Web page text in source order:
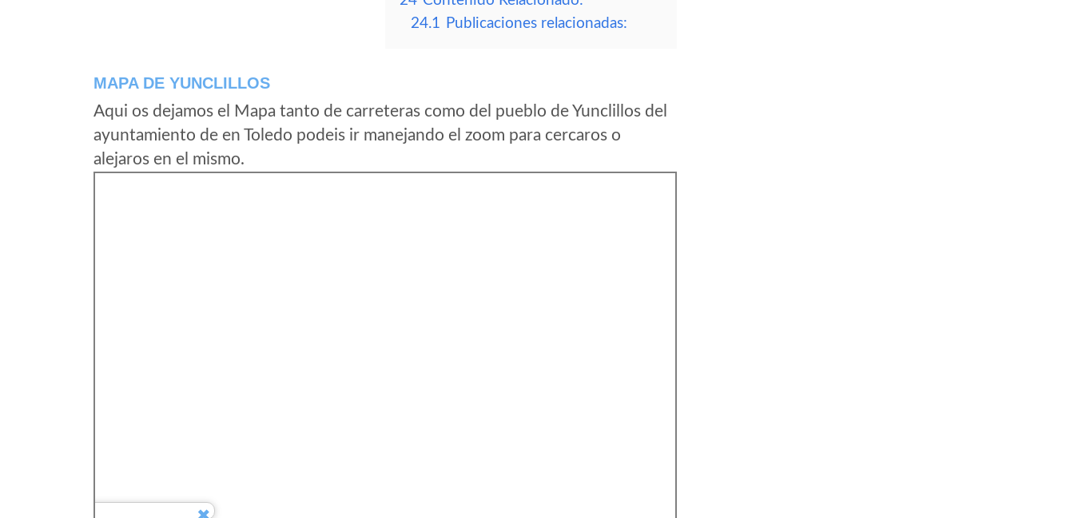
24.1 Publicaciones relacionadas:
MAPA DE YUNCLILLOS
Aqui os dejamos el Mapa tanto de carreteras como del pueblo de Yunclillos del
ayuntamiento de en Toledo podeis ir manejando el zoom para cercaros o
alejaros en el mismo.